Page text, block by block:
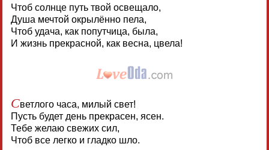
Чтоб солнце путь твой освещало,
Душа мечтой окрылённо пела,
Чтоб удача, как попутчица, была,
И жизнь прекрасной, как весна, цвела!
Светлого часа, милый свет!
Пусть будет день прекрасен, ясен.
Тебе желаю свежих сил,
Чтоб все легко и гладко шло.